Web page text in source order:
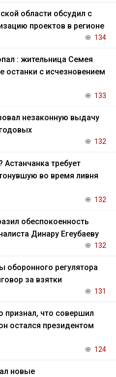
области обсудил с
проектов в регионе
134
: жительница Семея
останки с исчезновением
133
незаконную выдачу
132
Астанчанка требует
во время ливня
132
обеспокоенность
Динару Егеубаеву
132
оборонного регулятора
за взятки
131
что совершил
остался президентом
124
новые